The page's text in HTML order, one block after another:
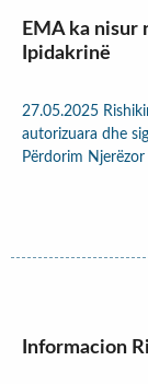
EMA ka nisur
Ipidakrinë
27.05.2025
autorizuara dhe
Përdorim
Informacion